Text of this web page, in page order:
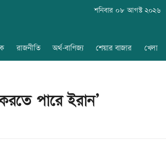
শনিবার ০৮ আগস্ট ২০২৬
রাজনীতি অর্থ-বাণিজ্য শেয়ার বাজার খেলা
পারে ইরান’